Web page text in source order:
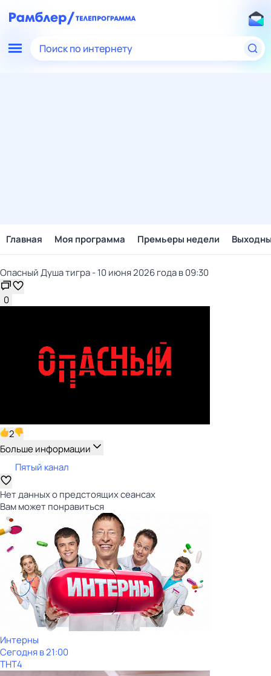
Поиск по интернету
Главная Моя программа Премьеры недели
Опасный Душа тигра - 10 июня 2026 года в 09:30
0
2
Больше информации
Пятый канал
Нет данных о предстоящих сеансах
Вам может понравиться
Интерны
Сегодня в 21:00
ТНТ4